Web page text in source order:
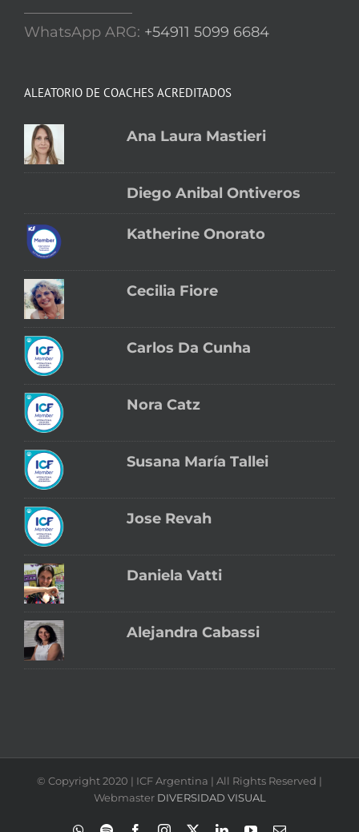
WhatsApp ARG: +54911 5099 6684
ALEATORIO DE COACHES ACREDITADOS
Ana Laura Mastieri
Diego Anibal Ontiveros
Katherine Onorato
Cecilia Fiore
Carlos Da Cunha
Nora Catz
Susana María Tallei
Jose Revah
Daniela Vatti
Alejandra Cabassi
© Copyright 2020 | ICF Argentina | All Rights Reserved |
Webmaster DIVERSIDAD VISUAL
WhatsApp
Spotify FacebookInstagram LinkedInYouTubeCorreo